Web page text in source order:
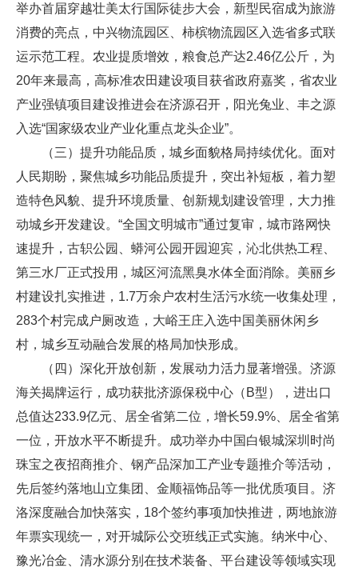
举办首届穿越壮美太行国际徒步大会，新型民宿成为旅游
消费的亮点，中兴物流园区、柿槟物流园区入选省多式联
运示范工程。农业提质增效，粮食总产达2.46亿公斤，为
20年来最高，高标准农田建设项目获省政府嘉奖，省农业
产业强镇项目建设推进会在济源召开，阳光兔业、丰之源
入选“国家级农业产业化重点龙头企业”。
（三）提升功能品质，城乡面貌格局持续优化。面对
人民期盼，聚焦城乡功能品质提升，突出补短板，着力塑
造特色风貌、提升环境质量、创新规划建设管理，大力推
动城乡开发建设。“全国文明城市”通过复审，城市路网快
速提升，古轵公园、蟒河公园开园迎宾，沁北供热工程、
第三水厂正式投用，城区河流黑臭水体全面消除。美丽乡
村建设扎实推进，1.7万余户农村生活污水统一收集处理，
283个村完成户厕改造，大峪王庄入选中国美丽休闲乡
村，城乡互动融合发展的格局加快形成。
（四）深化开放创新，发展动力活力显著增强。济源
海关揭牌运行，成功获批济源保税中心（B型），进出口
总值达233.9亿元、居全省第二位，增长59.9%、居全省第
一位，开放水平不断提升。成功举办中国白银城深圳时尚
珠宝之夜招商推介、钢产品深加工产业专题推介等活动，
先后签约落地山立集团、金顺福饰品等一批优质项目。济
洛深度融合加快落实，18个签约事项加快推进，两地旅游
年票实现统一，对开城际公交班线正式实施。纳米中心、
豫光冶金、清水源分别在技术装备、平台建设等领域实现